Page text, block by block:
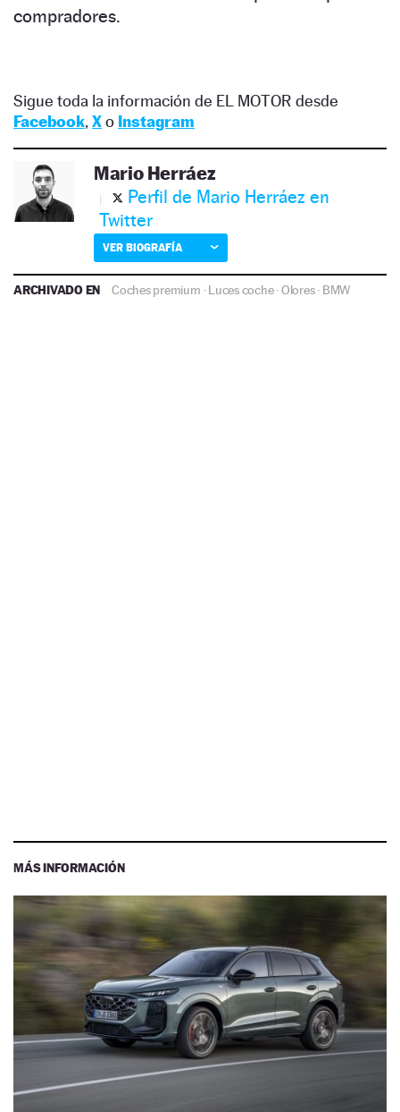
compradores.
Sigue toda la información de EL MOTOR desde
Facebook, Xo Instagram
Mario Herráez
Perfil de Mario Herráez en
Twitter
VER BIOGRAFÍA
ARCHIVADO EN Coches premium ·Luces coche·Olores· BMW
MÁS INFORMACIÓN